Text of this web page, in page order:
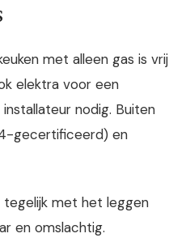
met alleen gas is vrij
elektra voor een
nodig. Buiten
gecertificeerd) en
tegelijk met het leggen
en omslachtig.